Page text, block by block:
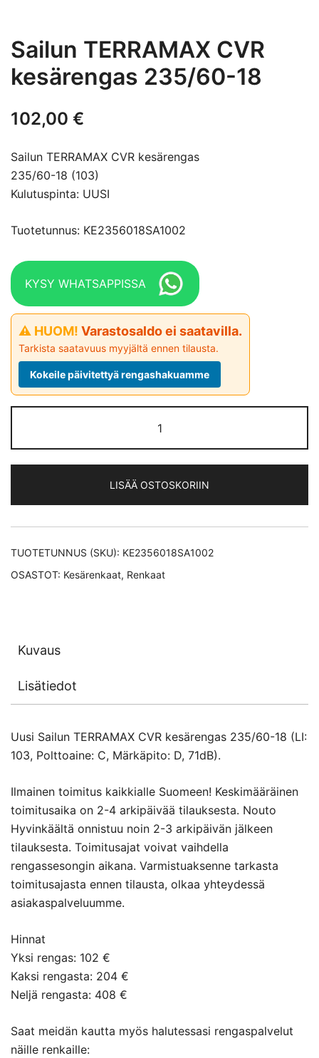
Sailun TERRAMAX CVR
kesärengas 235/60-18
102,00 €
Sailun TERRAMAX CVR kesärengas
235/60-18 (103)
Kulutuspinta: UUSI
Tuotetunnus: KE2356018SA1002
KYSY WHATSAPPISSA
⚠ HUOM! Varastosaldo ei saatavilla.
Tarkista saatavuus myyjältä ennen tilausta.
Kokeile päivitettyä rengashakuamme
TERRAMAX
CVR
235/60-
18
määrä
LISÄÄ OSTOSKORIIN
TUOTETUNNUS (SKU): KE2356018SA1002
OSASTOT: Kesärenkaat, Renkaat
Kuvaus
Lisätiedot
Uusi Sailun TERRAMAX CVR kesärengas 235/60-18 (LI:
103, Polttoaine: C, Märkäpito: D, 71dB).
Ilmainen toimitus kaikkialle Suomeen! Keskimääräinen
toimitusaika on 2-4 arkipäivää tilauksesta. Nouto
Hyvinkäältä onnistuu noin 2-3 arkipäivän jälkeen
tilauksesta. Toimitusajat voivat vaihdella
rengassesongin aikana. Varmistuaksenne tarkasta
toimitusajasta ennen tilausta, olkaa yhteydessä
asiakaspalveluumme.
Hinnat
Yksi rengas: 102 €
Kaksi rengasta: 204 €
Neljä rengasta: 408 €
Saat meidän kautta myös halutessasi rengaspalvelut
näille renkaille: